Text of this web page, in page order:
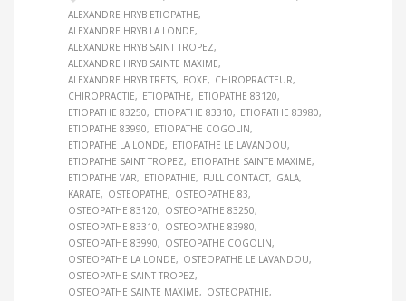
ALEXANDRE HRYB ETIOPATHE
ALEXANDRE HRYB LA LONDE
ALEXANDRE HRYB SAINT TROPEZ
ALEXANDRE HRYB SAINTE MAXIME
ALEXANDRE HRYB TRETS
BOXE
CHIROPRACTEUR
CHIROPRACTIE
ETIOPATHE
ETIOPATHE 83120
ETIOPATHE 83250
ETIOPATHE 83310
ETIOPATHE 83980
ETIOPATHE 83990
ETIOPATHE COGOLIN
ETIOPATHE LA LONDE
ETIOPATHE LE LAVANDOU
ETIOPATHE SAINT TROPEZ
ETIOPATHE SAINTE MAXIME
ETIOPATHE VAR
ETIOPATHIE FULL CONTACT
GALA
KARATE
OSTEOPATHE
OSTEOPATHE 83
OSTEOPATHE 83120
OSTEOPATHE 83250
OSTEOPATHE 83310
OSTEOPATHE 83980
OSTEOPATHE 83990
OSTEOPATHE COGOLIN
OSTEOPATHE LA LONDE
OSTEOPATHE LE LAVANDOU
OSTEOPATHE SAINT TROPEZ
OSTEOPATHE SAINTE MAXIME
OSTEOPATHIE